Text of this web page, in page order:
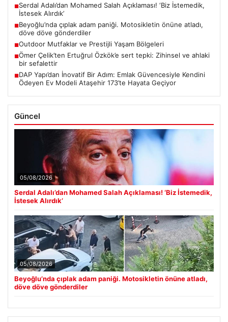
■Serdal Adalı’dan Mohamed Salah Açıklaması! ‘Biz İstemedik,
İstesek Alırdık’
■Beyoğlu’nda çıplak adam paniği. Motosikletin önüne atladı,
döve döve gönderdiler
■Outdoor Mutfaklar ve Prestijli Yaşam Bölgeleri
■Ömer Çelik’ten Ertuğrul Özkök’e sert tepki: Zihinsel ve ahlaki
bir sefalettir
■DAP Yapı’dan İnovatif Bir Adım: Emlak Güvencesiyle Kendini
Ödeyen Ev Modeli Ataşehir 173’te Hayata Geçiyor
Güncel
05/08/2026
Serdal Adalı’dan Mohamed Salah Açıklaması! ‘Biz İstemedik,
İstesek Alırdık’
05/08/2026
Beyoğlu’nda çıplak adam paniği. Motosikletin önüne atladı,
döve döve gönderdiler